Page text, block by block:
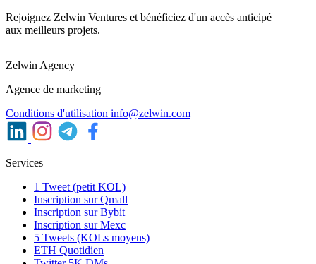
Rejoignez Zelwin Ventures et bénéficiez d'un accès anticipé
aux meilleurs projets.
Zelwin Agency
Agence de marketing
Conditions d'utilisation info@zelwin.com
Services
1 Tweet (petit KOL)
Inscription sur Qmall
Inscription sur Bybit
Inscription sur Mexc
5 Tweets (KOLs moyens)
ETH Quotidien